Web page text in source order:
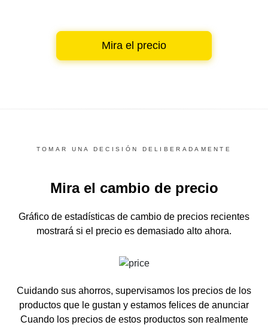
Mira el precio
TOMAR UNA DECISIÓN DELIBERADAMENTE
Mira el cambio de precio
Gráfico de estadísticas de cambio de precios recientes
mostrará si el precio es demasiado alto ahora.
Cuidando sus ahorros, supervisamos los precios de los
productos que le gustan y estamos felices de anunciar
Cuando los precios de estos productos son realmente